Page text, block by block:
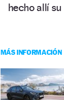
hecho allí
MÁS INFORMACIÓN